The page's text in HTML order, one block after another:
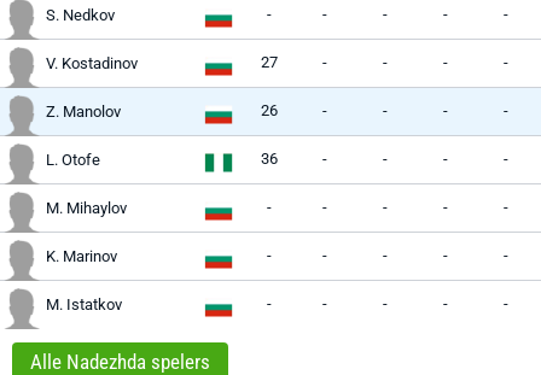
S. Nedkov - - - - -
V. Kostadinov 27 - - - -
Z. Manolov 26 - - - -
L. Otofe 36 - - - -
M. Mihaylov - - - - -
K. Marinov - - - - -
M. Istatkov - - - - -
Alle Nadezhda spelers